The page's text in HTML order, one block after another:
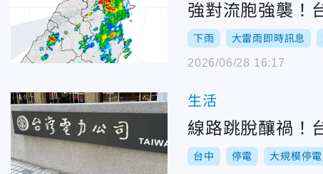
強對流胞強襲！
下雨 大雷雨即時訊息
2026/06/28 16:17
生活
線路跳脫釀禍！
台中 停電 大規模停電